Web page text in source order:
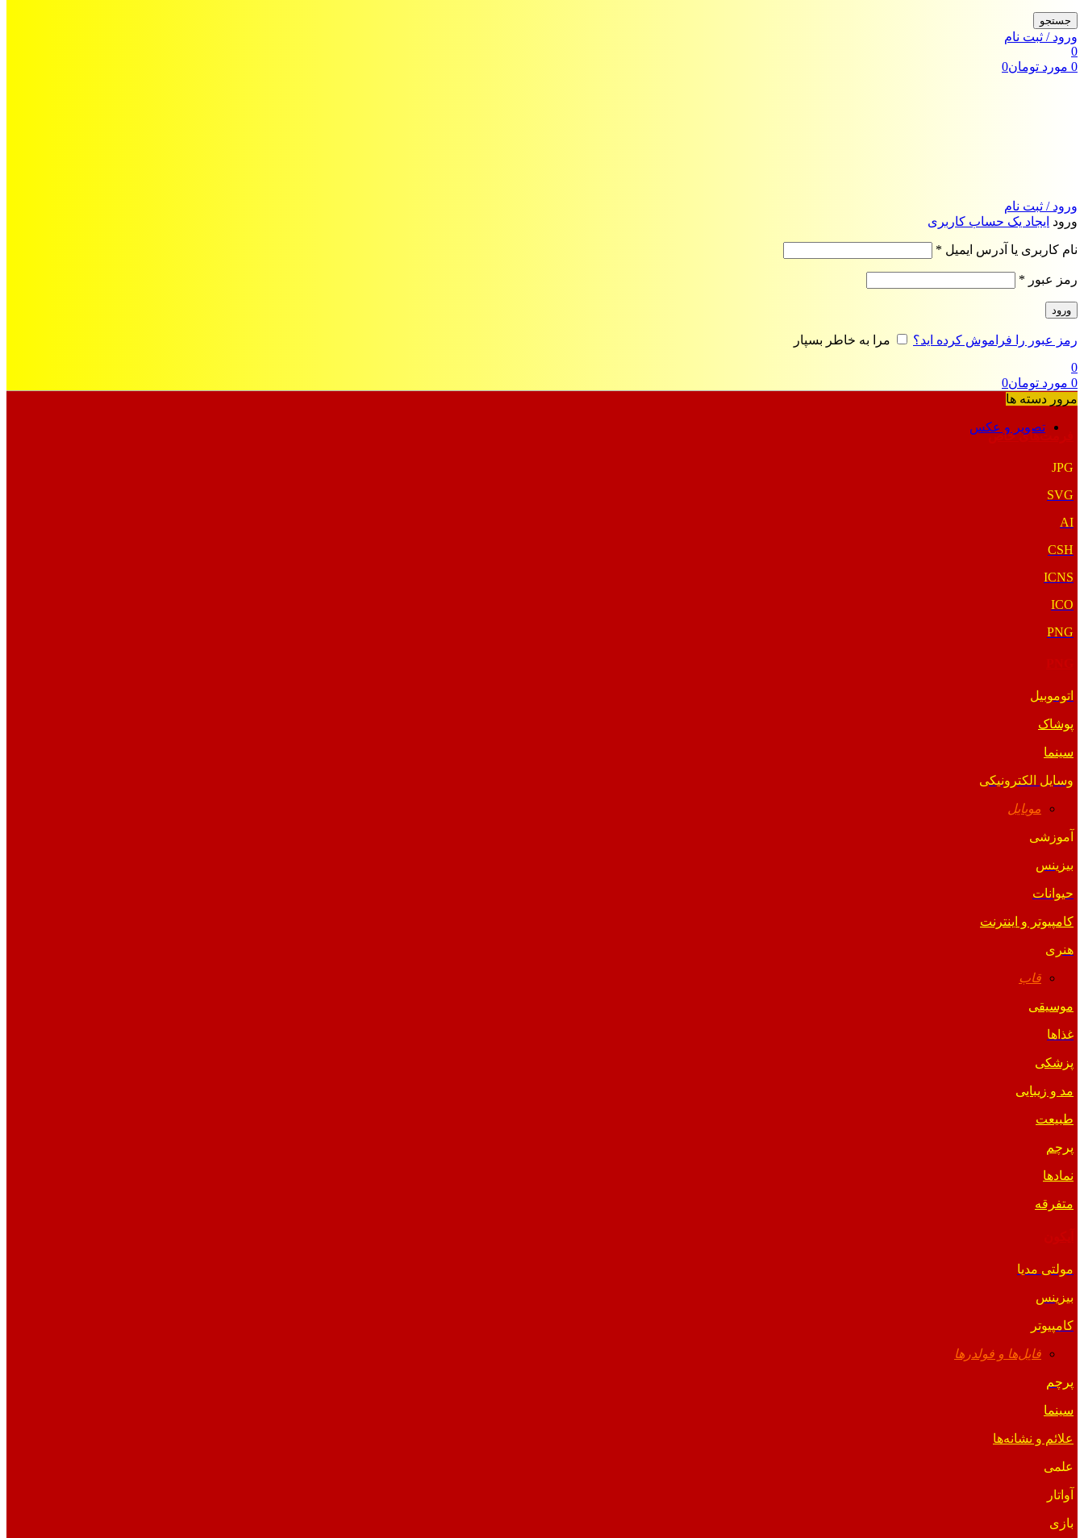
جستجو
ورود / ثبت نام
0
0 مورد تومان0
ورود / ثبت نام
ورود ایجاد یک حساب کاربری
نام کاربری یا آدرس ایمیل *
رمز عبور *
ورود
رمز عبور را فراموش کرده اید؟
مرا به خاطر بسپار
0
0 مورد تومان0
مرور دسته ها
تصویر و عکس
فرمت‌های خاص
JPG
SVG
AI
CSH
ICNS
ICO
PNG
اتوموبیل
پوشاک
سینما
وسایل الکترونیکی
موبایل
آموزشی
بیزینس
حیوانات
کامپیوتر و اینترنت
هنری
قاب
موسیقی
غذاها
پزشکی
مد و زیبایی
طبیعت
پرچم
نمادها
متفرقه
مولتی مدیا
بیزینس
کامپیوتر
فایل‌ها و فولدرها
پرچم
سینما
علائم و نشانه‌ها
علمی
آواتار
بازی